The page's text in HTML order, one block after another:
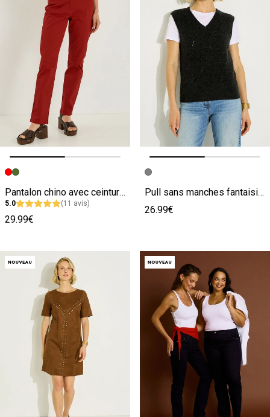
Image précédente
Image suivante
Pantalon chino avec ceinture femme
5.0 (11 avis)
29.99€
Image précédente
Image suivante
Pull sans manches fantaisie femme
26.99€